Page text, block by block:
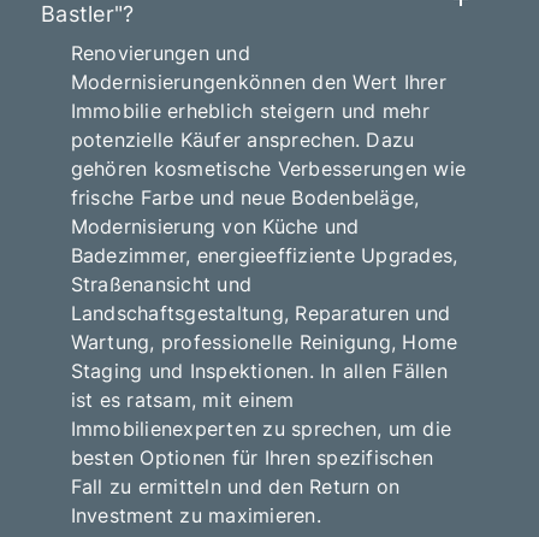
Bastler"?
Renovierungen und
Modernisierungenkönnen den Wert Ihrer
Immobilie erheblich steigern und mehr
potenzielle Käufer ansprechen. Dazu
gehören kosmetische Verbesserungen wie
frische Farbe und neue Bodenbeläge,
Modernisierung von Küche und
Badezimmer, energieeffiziente Upgrades,
Straßenansicht und
Landschaftsgestaltung, Reparaturen und
Wartung, professionelle Reinigung, Home
Staging und Inspektionen. In allen Fällen
ist es ratsam, mit einem
Immobilienexperten zu sprechen, um die
besten Optionen für Ihren spezifischen
Fall zu ermitteln und den Return on
Investment zu maximieren.